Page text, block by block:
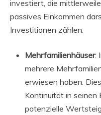
investiert, die
passives Einkommen
Investitionen zählen:
Mehrfamilienhäuser:
mehrere
erwiesen haben.
Kontinuität in seinen
potenzielle